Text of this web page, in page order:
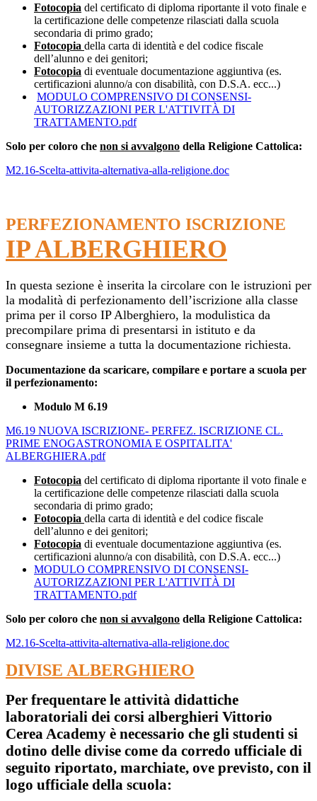
Fotocopia del certificato di diploma riportante il voto finale e
la certificazione delle competenze rilasciati dalla scuola
secondaria di primo grado;
Fotocopia della carta di identità e del codice fiscale
dell’alunno e dei genitori;
Fotocopia di eventuale documentazione aggiuntiva (es.
certificazioni alunno/a con disabilità, con D.S.A. ecc...)
MODULO COMPRENSIVO DI CONSENSI-
AUTORIZZAZIONI PER L'ATTIVITÀ DI
TRATTAMENTO.pdf
Solo per coloro che non si avvalgono della Religione Cattolica:
M2.16-Scelta-attivita-alternativa-alla-religione.doc
PERFEZIONAMENTO ISCRIZIONE
IP ALBERGHIERO
In questa sezione è inserita la circolare con le istruzioni per
la modalità di perfezionamento dell’iscrizione alla classe
prima per il corso IP Alberghiero, la modulistica da
precompilare prima di presentarsi in istituto e da
consegnare insieme a tutta la documentazione richiesta.
Documentazione da scaricare, compilare e portare a scuola per
il perfezionamento:
Modulo M 6.19
M6.19 NUOVA ISCRIZIONE- PERFEZ. ISCRIZIONE CL.
PRIME ENOGASTRONOMIA E OSPITALITA'
ALBERGHIERA.pdf
Fotocopia del certificato di diploma riportante il voto finale e
la certificazione delle competenze rilasciati dalla scuola
secondaria di primo grado;
Fotocopia della carta di identità e del codice fiscale
dell’alunno e dei genitori;
Fotocopia di eventuale documentazione aggiuntiva (es.
certificazioni alunno/a con disabilità, con D.S.A. ecc...)
MODULO COMPRENSIVO DI CONSENSI-
AUTORIZZAZIONI PER L'ATTIVITÀ DI
TRATTAMENTO.pdf
Solo per coloro che non si avvalgono della Religione Cattolica:
M2.16-Scelta-attivita-alternativa-alla-religione.doc
DIVISE ALBERGHIERO
Per frequentare le attività didattiche
laboratoriali dei corsi alberghieri Vittorio
Cerea Academy è necessario che gli studenti si
dotino delle divise come da corredo ufficiale di
seguito riportato, marchiate, ove previsto, con il
logo ufficiale della scuola: